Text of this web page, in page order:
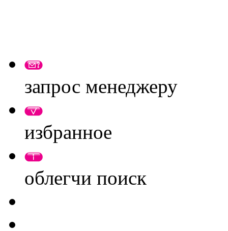
запрос менеджеру
избранное
облегчи поиск